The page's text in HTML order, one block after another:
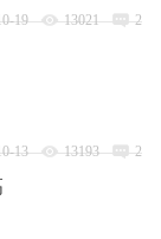
19 13021 2
13 13193 2